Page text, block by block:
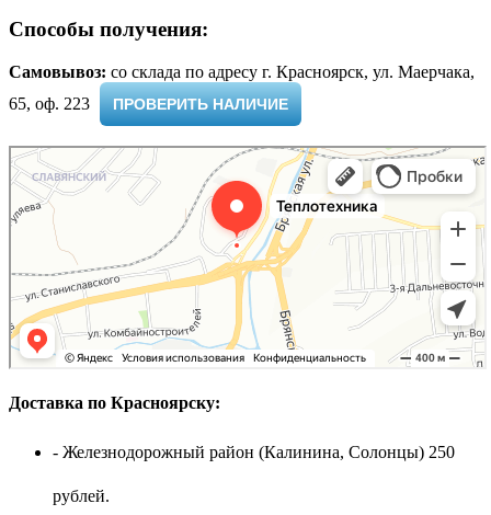
Способы получения:
Самовывоз: cо склада по адресу г. Красноярск, ул. Маерчака,
65, оф. 223 ​
ПРОВЕРИТЬ НАЛИЧИЕ
Доставка по Красноярску:
- Железнодорожный район (Калинина, Солонцы) 250
рублей.